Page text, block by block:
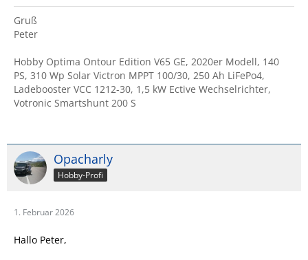
Gruß
Peter
Hobby Optima Ontour Edition V65 GE, 2020er Modell, 140
PS, 310 Wp Solar Victron MPPT 100/30, 250 Ah LiFePo4,
Ladebooster VCC 1212-30, 1,5 kW Ective Wechselrichter,
Votronic Smartshunt 200 S
Opacharly
Hobby-Profi
1. Februar 2026
Hallo Peter,